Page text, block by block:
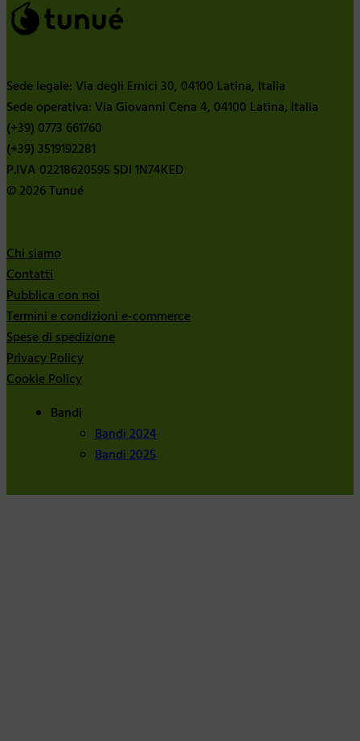
Sede legale: Via degli Ernici 30, 04100 Latina, Italia
Sede operativa: Via Giovanni Cena 4, 04100 Latina, Italia
(+39) 0773 661760
(+39) 3519192281
P.IVA 02218620595 SDI 1N74KED
© 2026 Tunué
Chi siamo
Contatti
Pubblica con noi
Termini e condizioni e-commerce
Spese di spedizione
Privacy Policy
Cookie Policy
Bandi
Bandi 2024
Bandi 2025